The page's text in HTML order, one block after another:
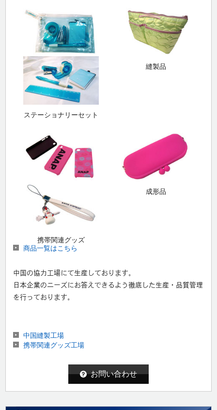
ステーショナリーセット
縫製品
携帯関連グッズ
成形品
商品一覧はこちら
中国の協力工場にて生産しております。
日本企業のニーズにお答えできるよう徹底した生産・品質管理
を行っております。
中国縫製工場
携帯関連グッズ工場
お問い合わせ